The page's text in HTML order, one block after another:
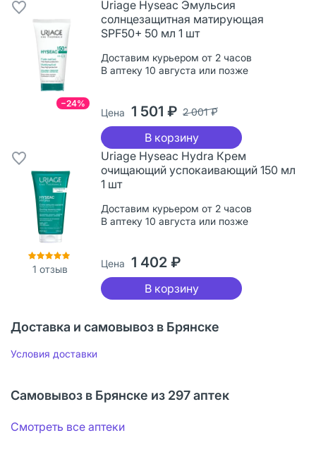
−24%
Uriage Hyseac Эмульсия
солнцезащитная матирующая
SPF50+ 50 мл 1 шт
Доставим курьером от 2 часов
В аптеку 10 августа или позже
Цена 1 501 ₽ 2 001 ₽
В корзину
1 отзыв
Uriage Hyseac Hydra Крем
очищающий успокаивающий 150 мл
1 шт
Доставим курьером от 2 часов
В аптеку 10 августа или позже
Цена 1 402 ₽
В корзину
Доставка и самовывоз в Брянске
Условия доставки
Самовывоз в Брянске из 297 аптек
Смотреть все аптеки